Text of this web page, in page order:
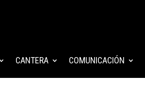
CANTERA COMUNICACIÓN